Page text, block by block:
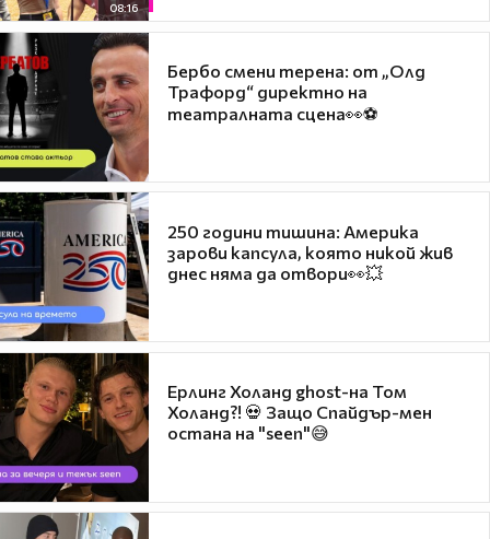
08:16
Бербо смени терена: от „Олд
Трафорд“ директно на
театралната сцена👀⚽
250 години тишина: Америка
зарови капсула, която никой жив
днес няма да отвори👀💥
Ерлинг Холанд ghost-на Том
Холанд?! 💀 Защо Спайдър-мен
остана на "seen"😅